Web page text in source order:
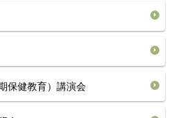
保健教育）講演会